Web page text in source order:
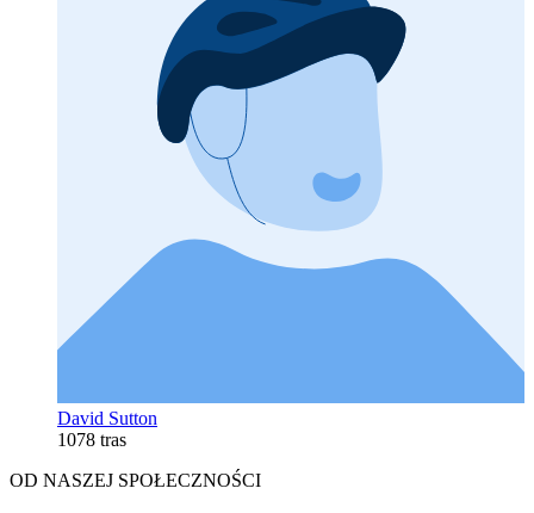
David Sutton
1078 tras
OD NASZEJ SPOŁECZNOŚCI